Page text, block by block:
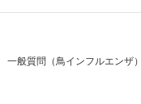
一般質問（鳥インフルエンザ